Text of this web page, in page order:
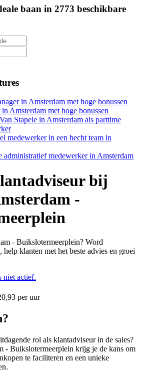
baan in 2773 beschikbare
in Amsterdam met hoge bonussen
Amsterdam met hoge bonussen
Stapele in Amsterdam als parttime
medewerker in een hecht team in
administratief medewerker in Amsterdam
bij
-
- Buikslotermeerplein? Word
klanten met het beste advies en groei
niet actief.
per uur
rol als klantadviseur in de sales?
- Buikslotermeerplein krijg je de kans om
te faciliteren en een unieke